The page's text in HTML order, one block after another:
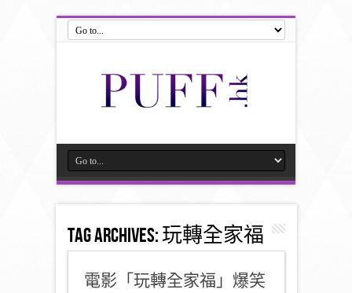
Tag Archives:玩轉全家福
電影「玩轉全家福」爆笑